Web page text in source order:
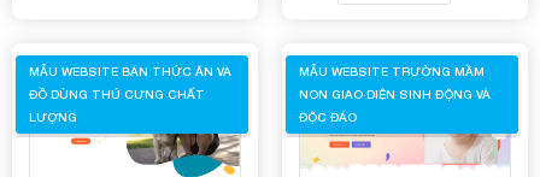
MẪU WEBSITE BÁN THỨC ĂN VÀ
ĐỒ DÙNG THÚ CƯNG CHẤT
LƯỢNG
MẪU WEBSITE TRƯỜNG MẦM
NON GIAO DIỆN SINH ĐỘNG VÀ
ĐỘC ĐÁO